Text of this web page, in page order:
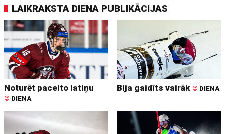
LAIKRAKSTA DIENA PUBLIKĀCIJAS
Noturēt pacelto latiņu
© DIENA
Bija gaidīts vairāk © DIENA